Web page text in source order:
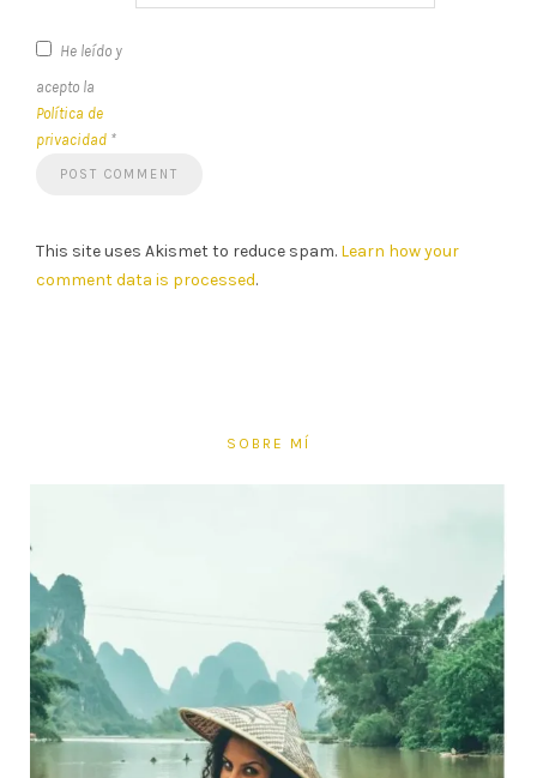
He leído y
acepto la
Política de
privacidad *
This site uses Akismet to reduce spam. Learn how your
comment data is processed.
SOBRE MÍ